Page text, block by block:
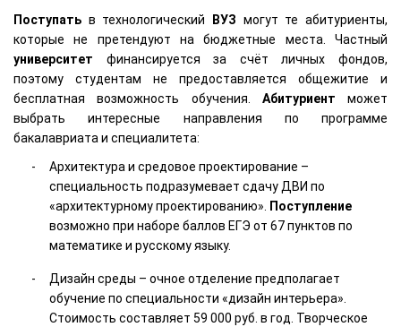
Поступать в технологический ВУЗ могут те абитуриенты,
которые не претендуют на бюджетные места. Частный
университет финансируется за счёт личных фондов,
поэтому студентам не предоставляется общежитие и
бесплатная возможность обучения. Абитуриент может
выбрать интересные направления по программе
бакалавриата и специалитета:
Архитектура и средовое проектирование –
специальность подразумевает сдачу ДВИ по
«архитектурному проектированию». Поступление
возможно при наборе баллов ЕГЭ от 67 пунктов по
математике и русскому языку.
Дизайн среды – очное отделение предполагает
обучение по специальности «дизайн интерьера».
Стоимость составляет 59 000 руб. в год. Творческое